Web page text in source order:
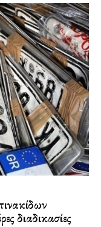
διαδικασίες